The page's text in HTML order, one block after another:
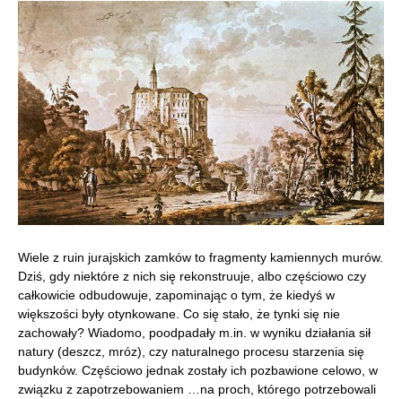
Wiele z ruin jurajskich zamków to fragmenty kamiennych murów.
Dziś, gdy niektóre z nich się rekonstruuje, albo częściowo czy
całkowicie odbudowuje, zapominając o tym, że kiedyś w
większości były otynkowane. Co się stało, że tynki się nie
zachowały? Wiadomo, poodpadały m.in. w wyniku działania sił
natury (deszcz, mróz), czy naturalnego procesu starzenia się
budynków. Częściowo jednak zostały ich pozbawione celowo, w
związku z zapotrzebowaniem …na proch, którego potrzebowali